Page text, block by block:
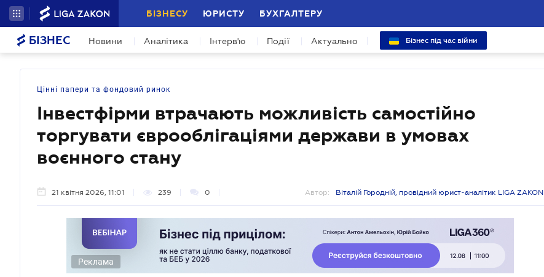
БІЗНЕСУ ЮРИСТУ БУХГАЛТЕРУ
БІЗНЕС Новини Аналітика Інтерв'ю Події Актуально Бізнес під час війни
Цінні папери та фондовий ринок
Інвестфірми втрачають можливість самостійно
торгувати єврооблігаціями держави в умовах
воєнного стану
21 квітня 2026, 11:01 239 0 Автор: Віталій Городній, провідний юрист-аналітик LIGA ZAKON
Реклама